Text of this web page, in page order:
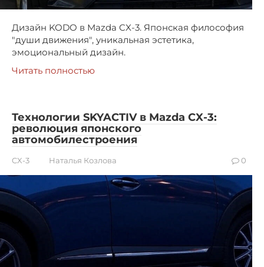
Дизайн KODO в Mazda CX-3. Японская философия
"души движения", уникальная эстетика,
эмоциональный дизайн.
Читать полностью
Технологии SKYACTIV в Mazda CX-3:
революция японского
автомобилестроения
CX-3 Наталья Козлова 0